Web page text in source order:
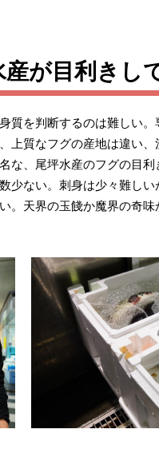
が目利きし
質を判断するのは難しい
上質なフグの産地は違い
な、尾坪水産のフグの目
少ない。刺身は少々難し
。天界の玉餞か魔界の奇